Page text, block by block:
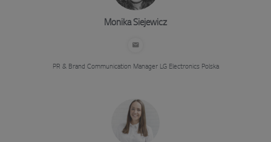
Monika Siejewicz
PR & Brand Communication ManagerLG Electronics Polska